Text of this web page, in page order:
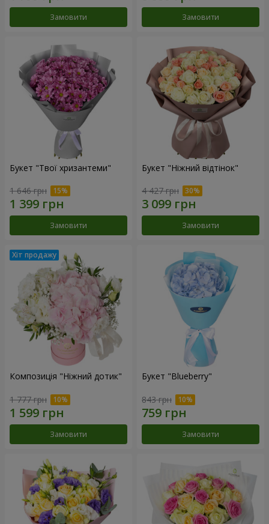
Замовити Замовити
Букет "Твої хризантеми"
1 646 грн
Замовити
Букет "Ніжний відтінок"
4 427 грн
Замовити
Композиція "Ніжний дотик"
1 777 грн
Замовити
Букет "Blueberry"
843 грн
Замовити